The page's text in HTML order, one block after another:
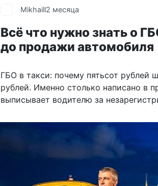
Mikhaill2 месяца
Всё что нужно знать о
до продажи автомобиля
ГБО в такси: почему пятьсот рублей
рублей. Именно столько написано в
выписывает водителю за